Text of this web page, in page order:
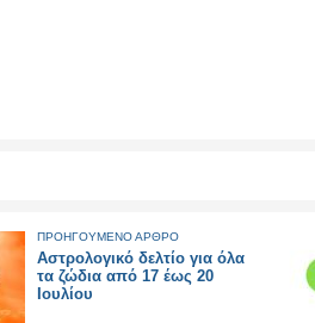
ΠΡΟΗΓΟΥΜΕΝΟ ΑΡΘΡΟ
Αστρολογικό δελτίο για όλα
τα ζώδια από 17 έως 20
Ιουλίου